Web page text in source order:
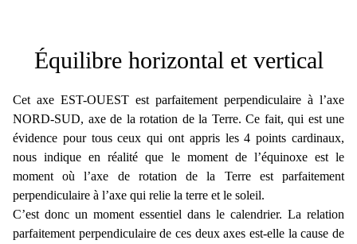
Équilibre horizontal et vertical
Cet axe EST-OUEST est parfaitement perpendiculaire à l’axe
NORD-SUD, axe de la rotation de la Terre. Ce fait, qui est une
évidence pour tous ceux qui ont appris les 4 points cardinaux,
nous indique en réalité que le moment de l’équinoxe est le
moment où l’axe de rotation de la Terre est parfaitement
perpendiculaire à l’axe qui relie la terre et le soleil.
C’est donc un moment essentiel dans le calendrier. La relation
parfaitement perpendiculaire de ces deux axes est-elle la cause de